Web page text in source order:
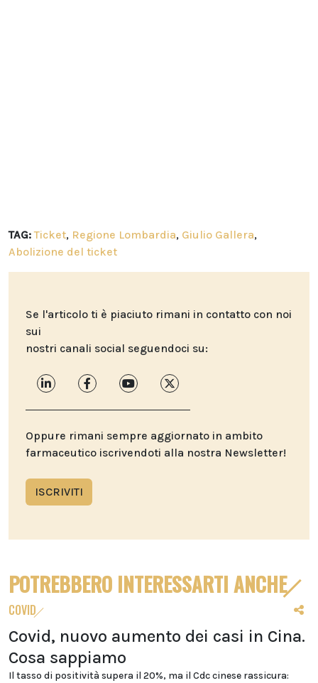
TAG: Ticket, Regione Lombardia, Giulio Gallera,
Abolizione del ticket
Se l'articolo ti è piaciuto rimani in contatto con noi
sui
nostri canali social seguendoci su:
Oppure rimani sempre aggiornato in ambito
farmaceutico iscrivendoti alla nostra Newsletter!
ISCRIVITI
POTREBBERO INTERESSARTI ANCHE
COVID
Covid, nuovo aumento dei casi in Cina.
Cosa sappiamo
Il tasso di positività supera il 20%, ma il Cdc cinese rassicura: